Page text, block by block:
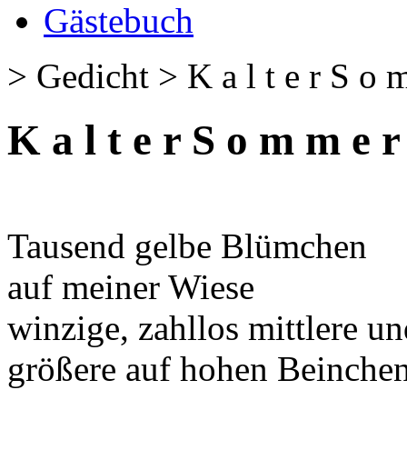
Gästebuch
> Gedicht > K a l t e r S o
K a l t e r S o m m e r
Tausend gelbe Blümchen
auf meiner Wiese
winzige, zahllos mittlere
größere auf hohen